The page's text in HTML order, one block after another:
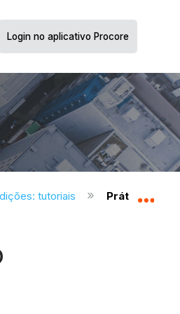
Login no aplicativo Procore
tutoriais Práticas